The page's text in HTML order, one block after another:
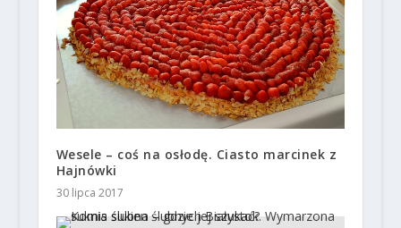
Wesele – coś na osłodę. Ciasto marcinek z
Hajnówki
30 lipca 2017